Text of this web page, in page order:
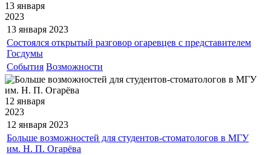
13 января
2023
13 января 2023
Состоялся открытый разговор огаревцев с представителем
Госдумы
События Возможности
12 января
2023
12 января 2023
Больше возможностей для студентов-стоматологов в МГУ
им. Н. П. Огарёва